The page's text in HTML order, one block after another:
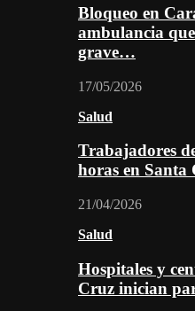
Bloqueo en
ambulancia
grave…
17/05/2026
Salud
Trabajadores
horas en
21/04/2026
Salud
Hospitales y
Cruz inician